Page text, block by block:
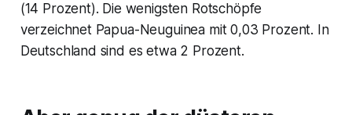
(14 Prozent). Die wenigsten Rotschöpfe
verzeichnet Papua-Neuguinea mit 0,03 Prozent. In
Deutschland sind es etwa 2 Prozent.